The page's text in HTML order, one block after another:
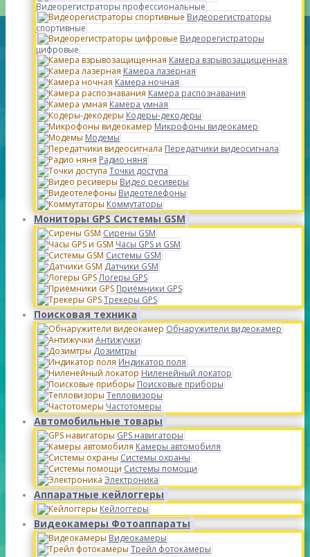
Видеорегистраторы профессиональные
Видеорегистраторы
спортивные
Видеорегистраторы
цифровые
Камера взрывозащищенная
Камера лазерная
Камера ночная
Камера распознавания
Камера умная
Кодеры-декодеры
Микрофоны видеокамер
Модемы
Передатчики видеосигнала
Радио няня
Точки доступа
Видео ресиверы
Видеотелефоны
Коммутаторы
Мониторы GPS Системы GSM
Сирены GSM
Часы GPS и GSM
Системы GSM
Датчики GSM
Логеры GPS
Приёмники GPS
Трекеры GPS
Поисковая техника
Обнаружители видеокамер
Антижучки
Дозимтры
Индикатор поля
Ниленейный локатор
Поисковые приборы
Тепловизоры
Частотомеры
Автомобильные товары
GPS навигаторы
Камеры автомобиля
Системы охраны
Системы помощи
Электроника
Аппаратные кейлоггеры
Кейлоггеры
Видеокамеры Фотоаппараты
Видеокамеры
Трейл фотокамеры